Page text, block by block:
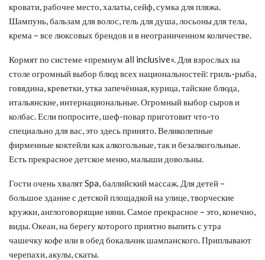
кровати, рабочее место, халаты, сейф, сумка для пляжа.
Шампунь, бальзам для волос, гель для душа, лосьоны для тела,
крема – все люксовых брендов и в неограниченном количестве.
Кормят по системе «премиум all inclusive». Для взрослых на
столе огромный выбор блюд всех национальностей: гриль-рыба,
говядина, креветки, утка запечённая, курица, тайские блюда,
итальянские, интернациональные. Огромный выбор сыров и
колбас. Если попросите, шеф-повар приготовит что-то
специально для вас, это здесь принято. Великолепные
фирменные коктейли как алкогольные, так и безалкогольные.
Есть прекрасное детское меню, малыши довольны.
Гости очень хвалят Spa, баллийский массаж. Для детей –
большое здание с детской площадкой на улице, творческие
кружки, англоговорящие няни. Самое прекрасное – это, конечно,
виды. Океан, на берегу которого приятно выпить с утра
чашечку кофе или в обед бокальчик шампанского. Приплывают
черепахи, акулы, скаты.